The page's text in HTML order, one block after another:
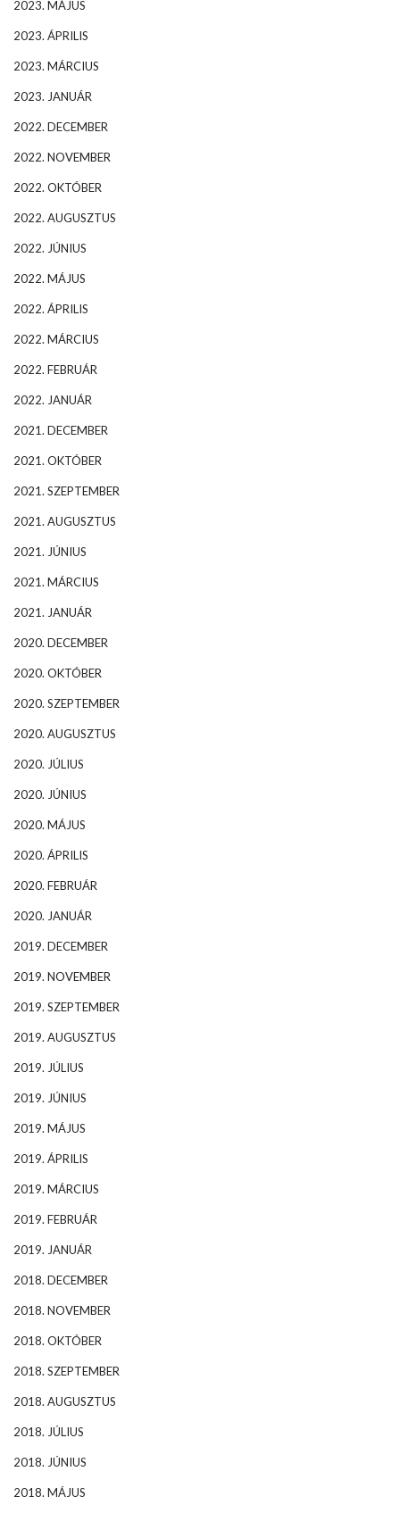
2023. MÁJUS
2023. ÁPRILIS
2023. MÁRCIUS
2023. JANUÁR
2022. DECEMBER
2022. NOVEMBER
2022. OKTÓBER
2022. AUGUSZTUS
2022. JÚNIUS
2022. MÁJUS
2022. ÁPRILIS
2022. MÁRCIUS
2022. FEBRUÁR
2022. JANUÁR
2021. DECEMBER
2021. OKTÓBER
2021. SZEPTEMBER
2021. AUGUSZTUS
2021. JÚNIUS
2021. MÁRCIUS
2021. JANUÁR
2020. DECEMBER
2020. OKTÓBER
2020. SZEPTEMBER
2020. AUGUSZTUS
2020. JÚLIUS
2020. JÚNIUS
2020. MÁJUS
2020. ÁPRILIS
2020. FEBRUÁR
2020. JANUÁR
2019. DECEMBER
2019. NOVEMBER
2019. SZEPTEMBER
2019. AUGUSZTUS
2019. JÚLIUS
2019. JÚNIUS
2019. MÁJUS
2019. ÁPRILIS
2019. MÁRCIUS
2019. FEBRUÁR
2019. JANUÁR
2018. DECEMBER
2018. NOVEMBER
2018. OKTÓBER
2018. SZEPTEMBER
2018. AUGUSZTUS
2018. JÚLIUS
2018. JÚNIUS
2018. MÁJUS